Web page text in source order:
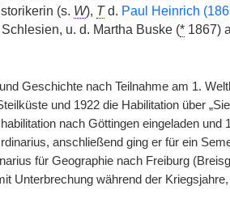
(s. W), Td. Paul Heinrich
u. d. Martha Buske (*1867)
Geschichte nach Teilnahme am 1.
und 1922 die Habilitation über
nach Göttingen eingeladen und
anschließend ging er für ein
für Geographie nach Freiburg
Unterbrechung während der